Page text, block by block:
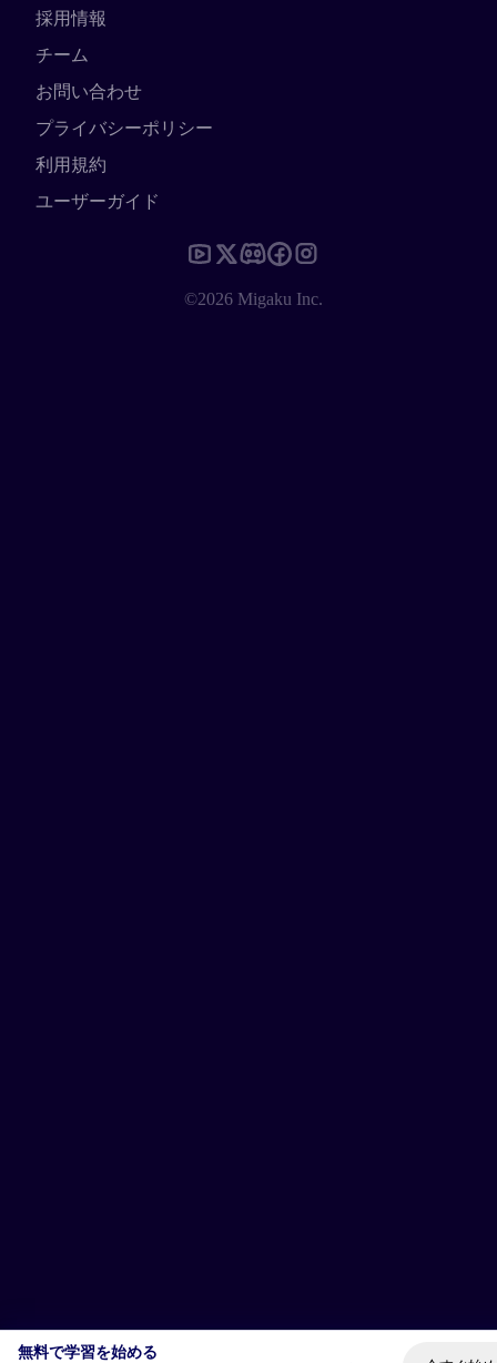
採用情報
チーム
お問い合わせ
プライバシーポリシー
利用規約
ユーザーガイド
©2026 Migaku Inc.
無料で学習を始める